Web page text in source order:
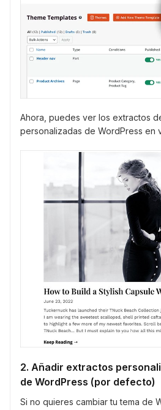
Ahora, puedes ver los extractos
personalizadas de WordPress en
2. Añadir extractos
de WordPress (por defecto)
Si no quieres cambiar tu tema de